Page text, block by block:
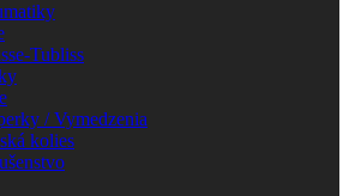
Tubliss
/ Vymedzenia
kolies